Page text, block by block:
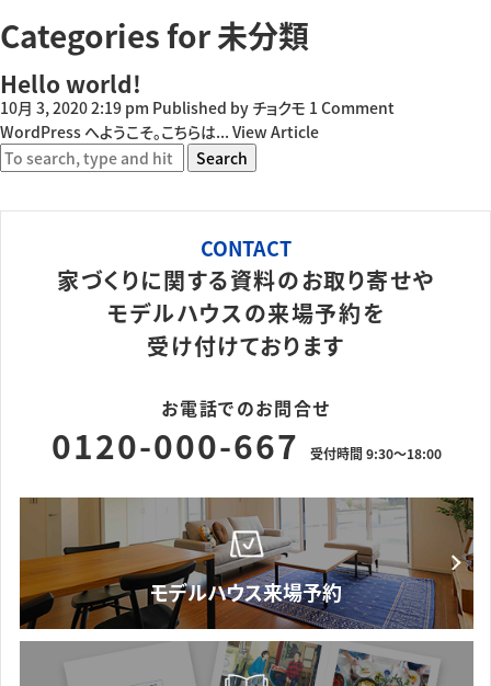
Categories for 未分類
Hello world!
10月 3, 2020 2:19 pm Published by チョクモ 1 Comment
WordPress へようこそ。こちらは... View Article
Search
CONTACT
家づくりに関する資料のお取り寄せや
モデルハウスの来場予約を
受け付けております
お電話でのお問合せ
0120-000-667 受付時間 9:30～18:00